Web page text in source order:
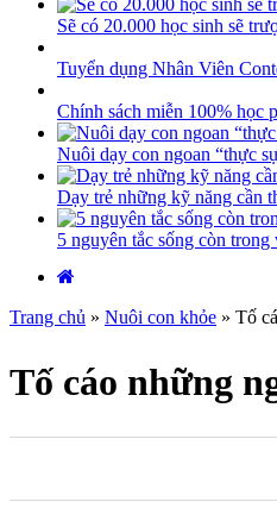
Sẽ có 20.000 học sinh sẽ
Tuyển dụng Nhân Viên
Chính sách miễn 100% học
Nuôi dạy con ngoan “thực
Dạy trẻ những kỹ năng cần
5 nguyên tắc sống còn
Trang chủ » Nuôi con khỏe » Tố
Tố cáo những